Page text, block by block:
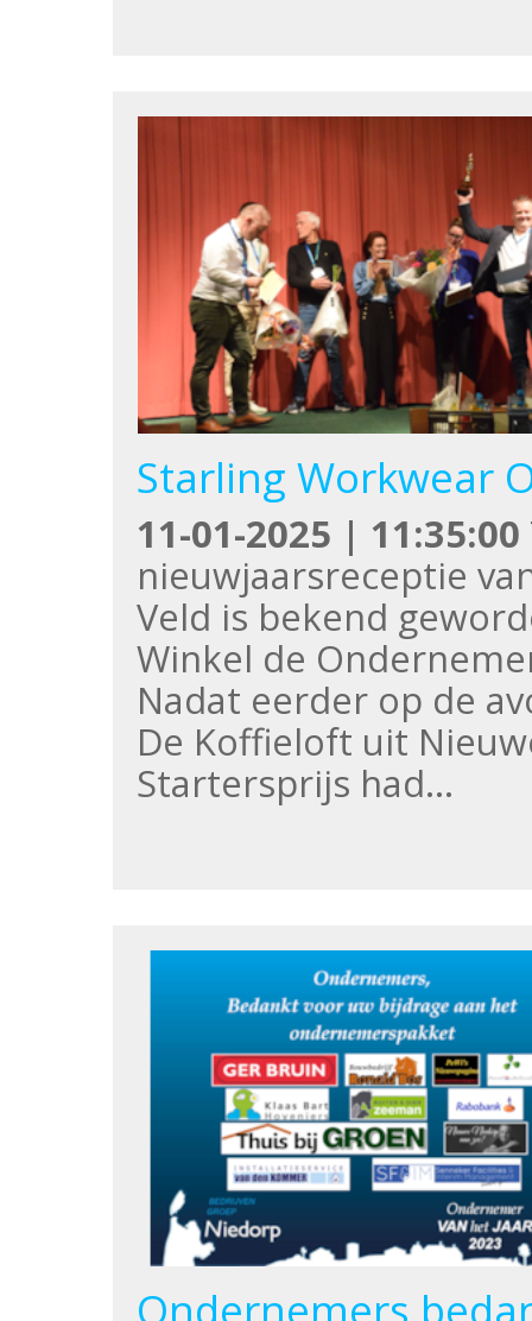
Starling Workwear
11-01-2025 | 11:35:00
nieuwjaarsreceptie
Veld is bekend
Winkel de
Nadat eerder op de
De Koffieloft uit
Startersprijs had…